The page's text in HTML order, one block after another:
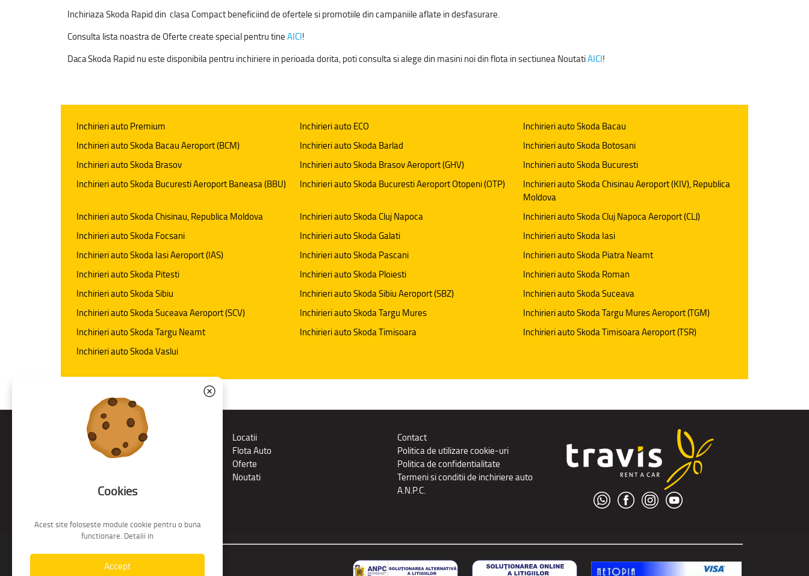
Inchiriaza Skoda Rapid din clasa Compact beneficiind de ofertele si promotiile din campaniile aflate in desfasurare.
Consulta lista noastra de Oferte create special pentru tineAICI!
DacaSkoda Rapid nu este disponibila pentru inchiriere in perioada dorita, poti consulta si alege din masini noi din flota in sectiunea NoutatiAICI!
Inchirieri auto Premium Inchirieri auto ECO
Inchirieri auto Skoda Bacau
Inchirieri auto Skoda Bacau Aeroport (BCM)
Inchirieri auto Skoda Barlad
Inchirieri auto Skoda Botosani
Inchirieri auto Skoda Brasov
Inchirieri auto Skoda Brasov Aeroport (GHV)
Inchirieri auto Skoda Bucuresti
Inchirieri auto Skoda Bucuresti Aeroport Baneasa (BBU)
Inchirieri auto Skoda Bucuresti Aeroport Otopeni (OTP)
Inchirieri auto Skoda Chisinau Aeroport (KIV), Republica
Moldova
Inchirieri auto Skoda Chisinau, Republica Moldova
Inchirieri auto Skoda Cluj Napoca
Inchirieri auto Skoda Cluj Napoca Aeroport (CLJ)
Inchirieri auto Skoda Focsani
Inchirieri auto Skoda Galati
Inchirieri auto Skoda Iasi
Inchirieri auto Skoda Iasi Aeroport (IAS)
Inchirieri auto Skoda Pascani
Inchirieri auto Skoda Piatra Neamt
Inchirieri auto Skoda Pitesti
Inchirieri auto Skoda Ploiesti
Inchirieri auto Skoda Roman
Inchirieri auto Skoda Sibiu
Inchirieri auto Skoda Sibiu Aeroport (SBZ)
Inchirieri auto Skoda Suceava
Inchirieri auto Skoda Suceava Aeroport (SCV)
Inchirieri auto Skoda Targu Mures
Inchirieri auto Skoda Targu Mures Aeroport (TGM)
Inchirieri auto Skoda Targu Neamt
Inchirieri auto Skoda Timisoara
Inchirieri auto Skoda Timisoara Aeroport (TSR)
Inchirieri auto Skoda Vaslui
Rent a car
Transferuri
Locatii
Flota Auto
Oferte
Noutati
Contact
Politica de utilizare cookie-uri
Politica de confidentialitate
Termeni si conditii de inchiriere auto
A.N.P.C.
© S.C. Nord Tour S.R.L.
Cookies
Acest site foloseste module cookie pentru o buna
functionare. Detalii in
Accept